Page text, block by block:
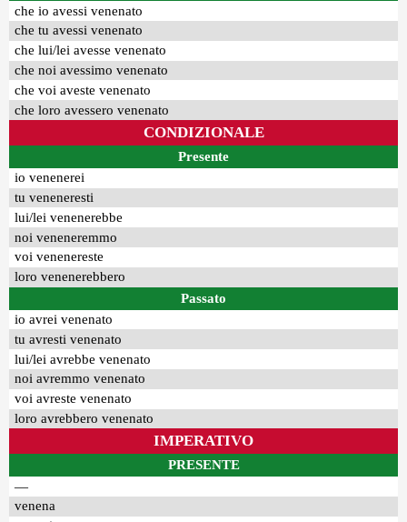
che io avessi venenato
che tu avessi venenato
che lui/lei avesse venenato
che noi avessimo venenato
che voi aveste venenato
che loro avessero venenato
CONDIZIONALE
Presente
io venenerei
tu veneneresti
lui/lei venenerebbe
noi veneneremmo
voi venenereste
loro venenerebbero
Passato
io avrei venenato
tu avresti venenato
lui/lei avrebbe venenato
noi avremmo venenato
voi avreste venenato
loro avrebbero venenato
IMPERATIVO
PRESENTE
—
venena